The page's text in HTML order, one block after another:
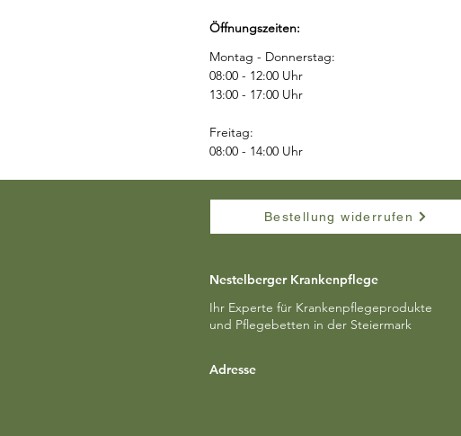
Öffnungszeiten:
Montag - Donnerstag:
08:00 - 12:00 Uhr
13:00 - 17:00 Uhr
Freitag:
08:00 - 14:00 Uhr
Bestellung widerrufen
Nestelberger Krankenpflege
Ihr Experte für Krankenpflegeprodukte
und Pflegebetten in der Steiermark
Adresse